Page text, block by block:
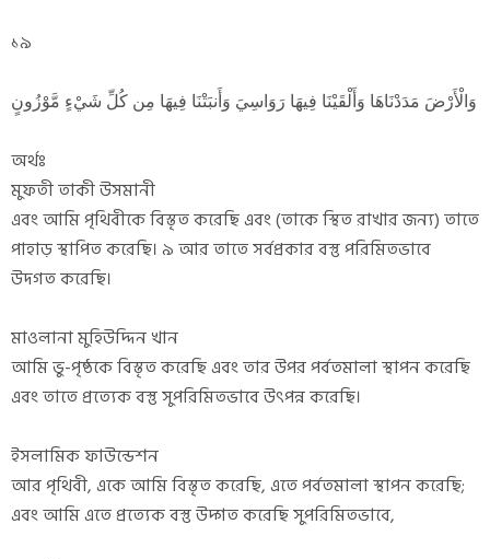
১৯
وَالْأَرْضَ مَدَدْنَاهَا وَأَلْقَيْنَا فِيهَا رَوَاسِيَ وَأَنبَتْنَا فِيهَا مِن كُلِّ شَيْءٍ مَّوْزُونٍ
অর্থঃ
মুফতী তাকী উসমানী
এবং আমি পৃথিবীকে বিস্তৃত করেছি এবং (তাকে স্থিত রাখার জন্য) তাতে
পাহাড় স্থাপিত করেছি। ৯ আর তাতে সর্বপ্রকার বস্তু পরিমিতভাবে
উদগত করেছি।
মাওলানা মুহিউদ্দিন খান
আমি ভু-পৃষ্ঠকে বিস্তৃত করেছি এবং তার উপর পর্বতমালা স্থাপন করেছি
এবং তাতে প্রত্যেক বস্তু সুপরিমিতভাবে উৎপন্ন করেছি।
ইসলামিক ফাউন্ডেশন
আর পৃথিবী, একে আমি বিস্তৃত করেছি, এতে পর্বতমালা স্থাপন করেছি;
এবং আমি এতে প্রত্যেক বস্তু উদ্গত করেছি সুপরিমিতভাবে,